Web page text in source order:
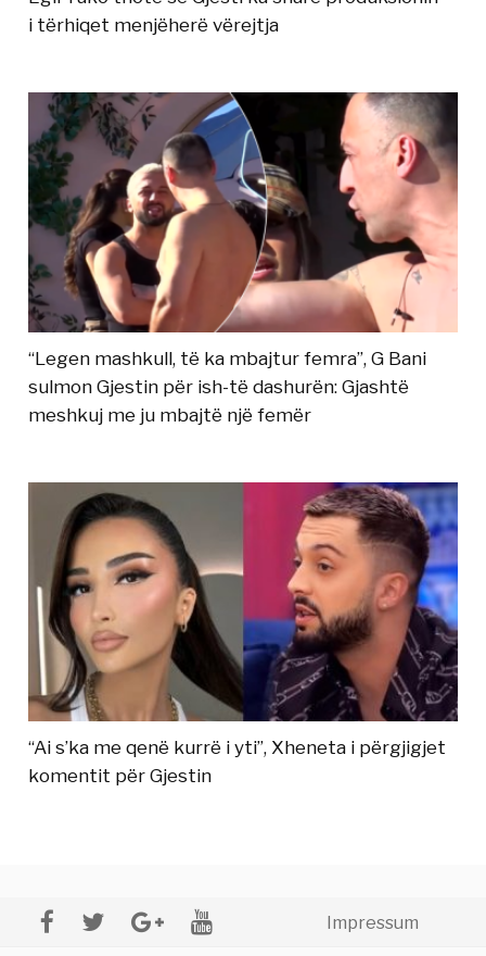
i tërhiqet menjëherë vërejtja
“Legen mashkull, të ka mbajtur femra”, G Bani
sulmon Gjestin për ish-të dashurën: Gjashtë
meshkuj me ju mbajtë një femër
“Ai s’ka me qenë kurrë i yti”, Xheneta i përgjigjet
komentit për Gjestin
Impressum